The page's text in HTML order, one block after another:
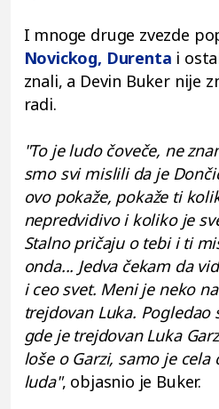
I mnoge druge zvezde
Novickog, Durenta i
znali, a Devin Buker nije
radi.
"To je ludo čoveče, ne
smo svi mislili da je
ovo pokaže, pokaže ti
nepredvidivo i koliko je
Stalno pričaju o tebi i ti
onda... Jedva čekam da
i ceo svet. Meni je neko
trejdovan Luka. Pogledao
gde je trejdovan Luka
loše o Garzi, samo je cela
luda", objasnio je Buker.